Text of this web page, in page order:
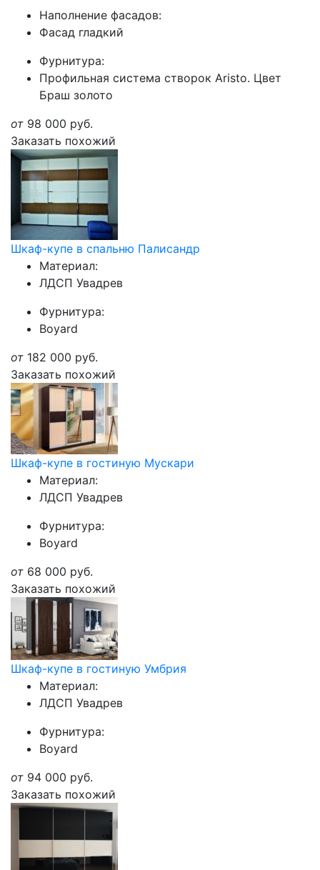
Наполнение фасадов:
Фасад гладкий
Фурнитура:
Профильная система створок Aristo. Цвет
Браш золото
от 98 000 руб.
Заказать похожий
Шкаф-купе в спальню Палисандр
Материал:
ЛДСП Увадрев
Фурнитура:
Boyard
от 182 000 руб.
Заказать похожий
Шкаф-купе в гостиную Мускари
Материал:
ЛДСП Увадрев
Фурнитура:
Boyard
от 68 000 руб.
Заказать похожий
Шкаф-купе в гостиную Умбрия
Материал:
ЛДСП Увадрев
Фурнитура:
Boyard
от 94 000 руб.
Заказать похожий